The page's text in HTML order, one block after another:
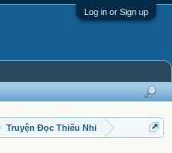
Log in or Sign up
Truyện Đọc Thiếu Nhi